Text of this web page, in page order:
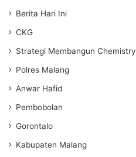
Berita Hari Ini
CKG
Strategi Membangun Chemistry
Polres Malang
Anwar Hafid
Pembobolan
Gorontalo
Kabupaten Malang